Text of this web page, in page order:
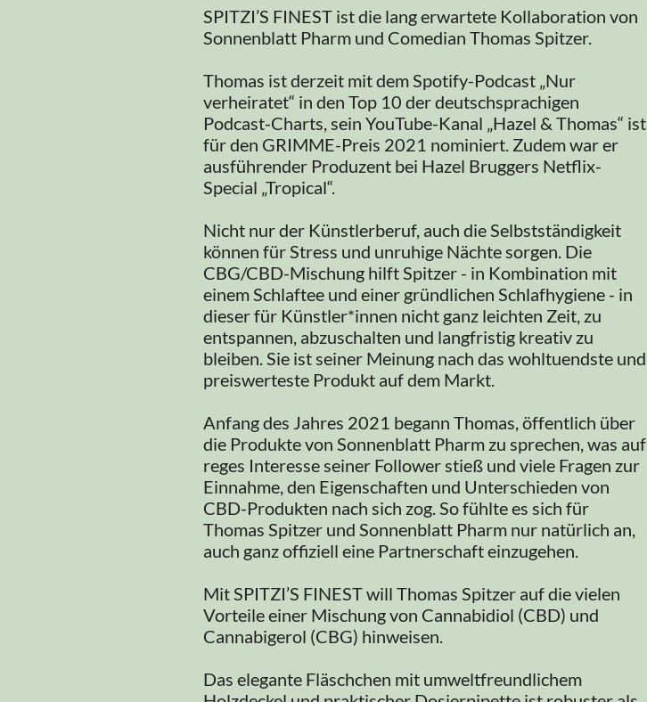
SPITZI’S FINEST ist die lang erwartete Kollaboration von
Sonnenblatt Pharm und Comedian Thomas Spitzer.
Thomas ist derzeit mit dem Spotify-Podcast „Nur
verheiratet“ in den Top 10 der deutschsprachigen
Podcast-Charts, sein YouTube-Kanal „Hazel & Thomas“ ist
für den GRIMME-Preis 2021 nominiert. Zudem war er
ausführender Produzent bei Hazel Bruggers Netflix-
Special „Tropical“.
Nicht nur der Künstlerberuf, auch die Selbstständigkeit
können für Stress und unruhige Nächte sorgen. Die
CBG/CBD-Mischung hilft Spitzer - in Kombination mit
einem Schlaftee und einer gründlichen Schlafhygiene - in
dieser für Künstler*innen nicht ganz leichten Zeit, zu
entspannen, abzuschalten und langfristig kreativ zu
bleiben. Sie ist seiner Meinung nach das wohltuendste und
preiswerteste Produkt auf dem Markt.
Anfang des Jahres 2021 begann Thomas, öffentlich über
die Produkte von Sonnenblatt Pharm zu sprechen, was auf
reges Interesse seiner Follower stieß und viele Fragen zur
Einnahme, den Eigenschaften und Unterschieden von
CBD-Produkten nach sich zog. So fühlte es sich für
Thomas Spitzer und Sonnenblatt Pharm nur natürlich an,
auch ganz offiziell eine Partnerschaft einzugehen.
Mit SPITZI’S FINEST will Thomas Spitzer auf die vielen
Vorteile einer Mischung von Cannabidiol (CBD) und
Cannabigerol (CBG) hinweisen.
Das elegante Fläschchen mit umweltfreundlichem